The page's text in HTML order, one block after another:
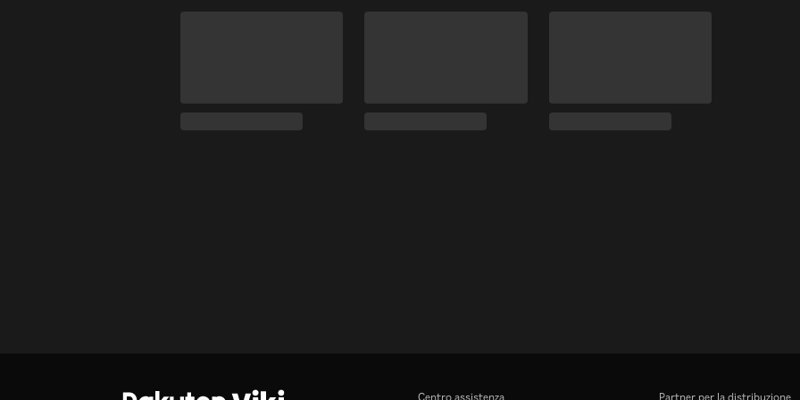
Centro assistenza Partner per la distribuzione